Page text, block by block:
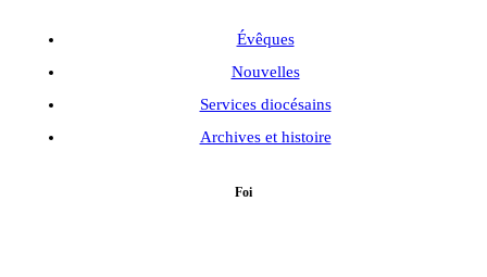
Évêques
Nouvelles
Services diocésains
Archives et histoire
Foi